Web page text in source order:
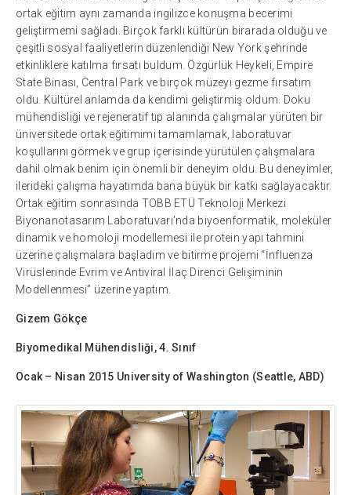
ortak eğitim aynı zamanda ingilizce konuşma becerimi
geliştirmemi sağladı. Birçok farklı kültürün birarada olduğu ve
çeşitli sosyal faaliyetlerin düzenlendiği New York şehrinde
etkinliklere katılma fırsatı buldum. Özgürlük Heykeli, Empire
State Binası, Central Park ve birçok müzeyi gezme fırsatım
oldu. Kültürel anlamda da kendimi geliştirmiş oldum. Doku
mühendisliği ve rejeneratif tıp alanında çalışmalar yürüten bir
üniversitede ortak eğitimimi tamamlamak, laboratuvar
koşullarını görmek ve grup içerisinde yürütülen çalışmalara
dahil olmak benim için önemli bir deneyim oldu. Bu deneyimler,
ilerideki çalışma hayatımda bana büyük bir katkı sağlayacaktır.
Ortak eğitim sonrasında TOBB ETÜ Teknoloji Merkezi
Biyonanotasarım Laboratuvarı’nda biyoenformatik, moleküler
dinamik ve homoloji modellemesi ile protein yapı tahmini
üzerine çalışmalara başladım ve bitirme projemi “İnfluenza
Virüslerinde Evrim ve Antiviral İlaç Direnci Gelişiminin
Modellenmesi” üzerine yaptım.
Gizem Gökçe
Biyomedikal Mühendisliği, 4. Sınıf
Ocak – Nisan 2015 University of Washington (Seattle, ABD)